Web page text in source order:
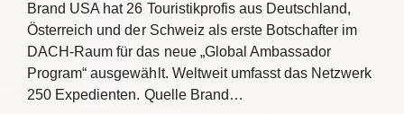
Brand USA hat 26 Touristikprofis aus Deutschland,
Österreich und der Schweiz als erste Botschafter im
DACH-Raum für das neue „Global Ambassador
Program“ ausgewählt. Weltweit umfasst das Netzwerk
250 Expedienten. Quelle Brand…